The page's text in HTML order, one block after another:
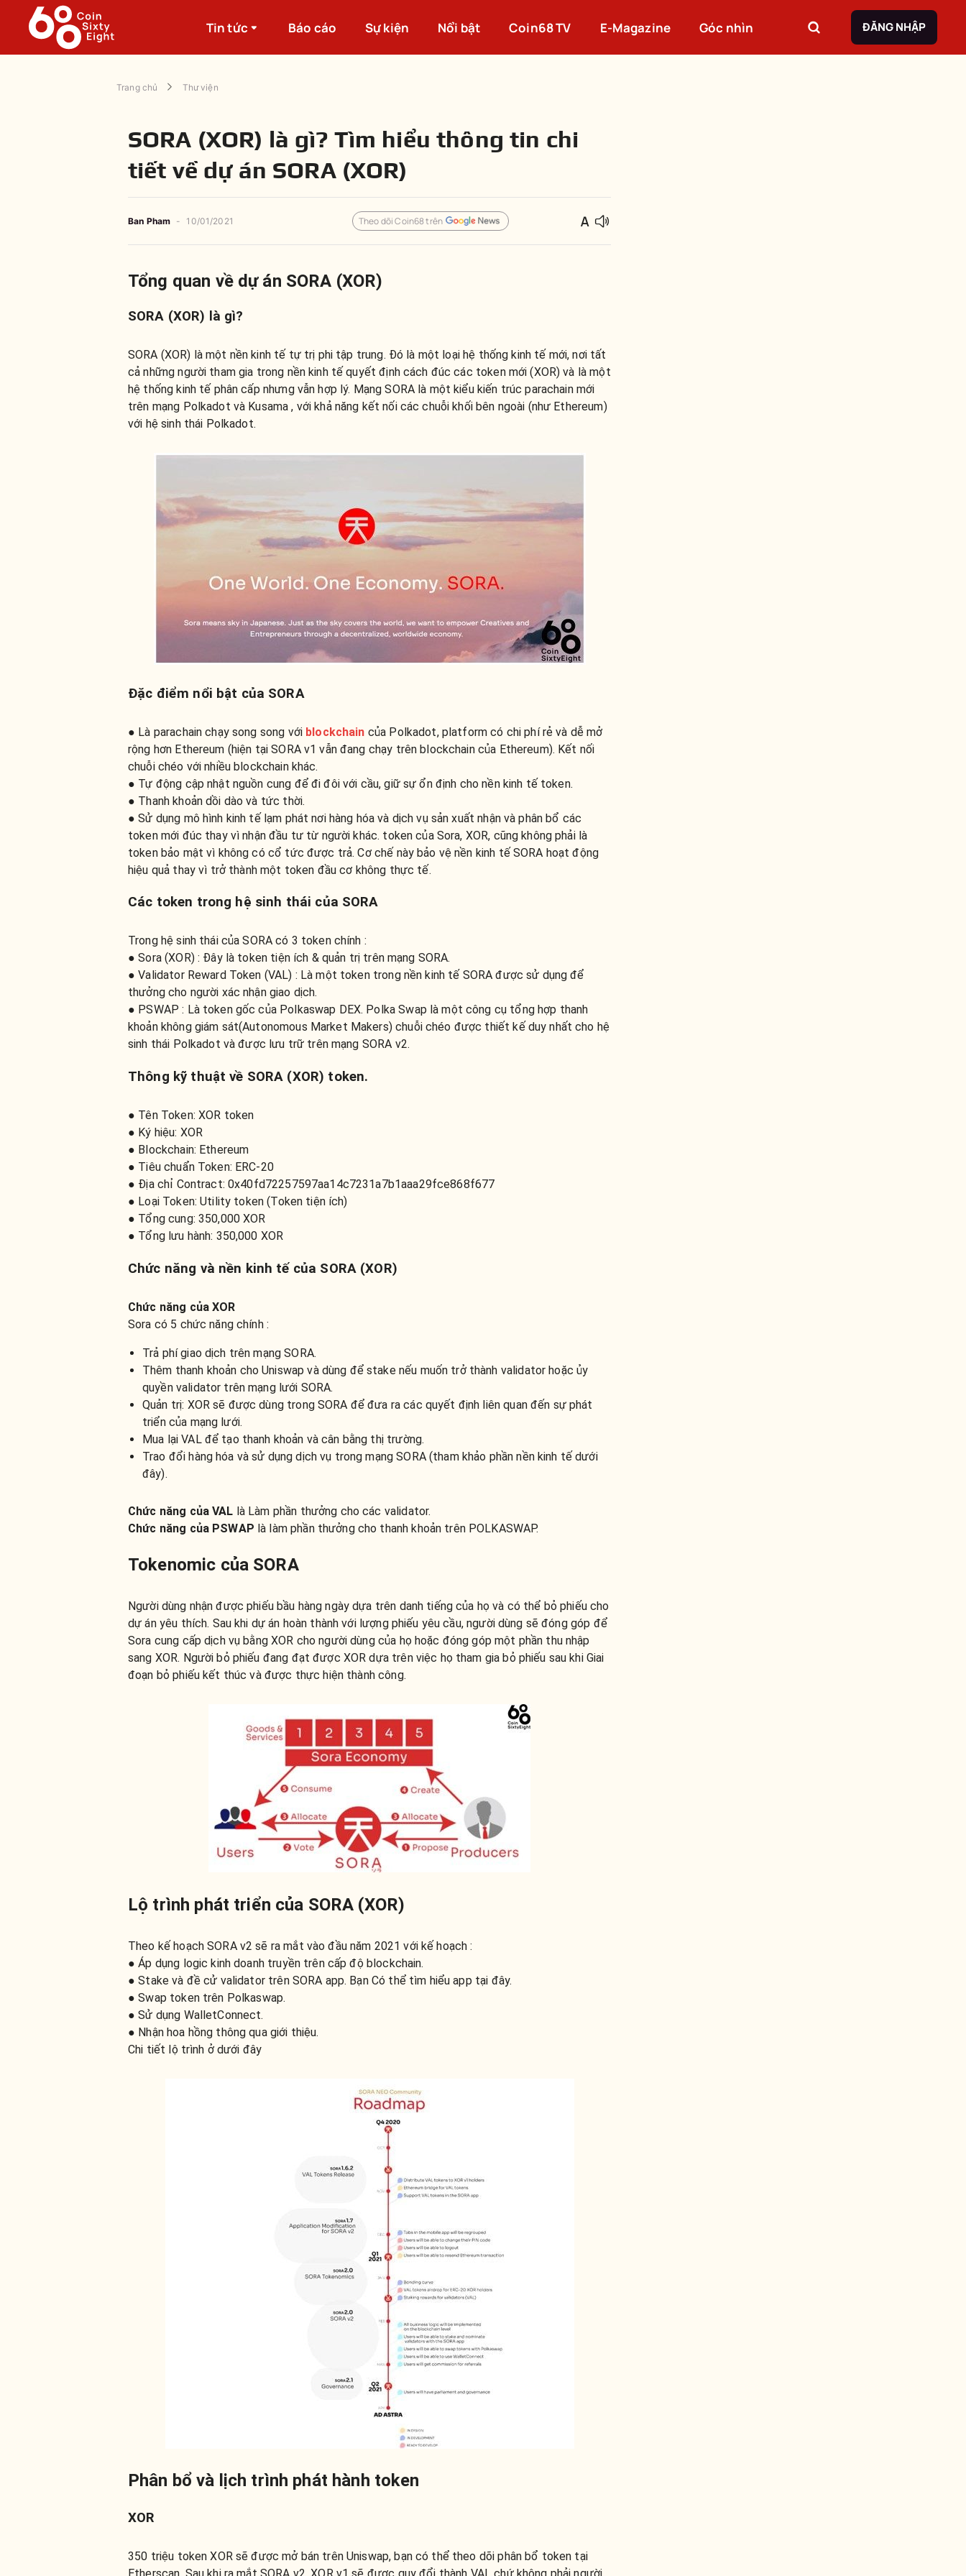
Tin tức Báo cáo Sự kiện Nổi bật Coin68 TV E-Magazine Góc nhìn ĐĂNG NHẬP
Trang chủ Thư viện
SORA (XOR) là gì? Tìm hiểu thông tin chi
tiết về dự án SORA (XOR)
Ban Pham - 10/01/2021 Theo dõi Coin68 trên
Tổng quan về dự án SORA (XOR)
SORA (XOR) là gì?
SORA (XOR) là một nền kinh tế tự trị phi tập trung. Đó là một loại hệ thống kinh tế mới, nơi tất
cả những người tham gia trong nền kinh tế quyết định cách đúc các token mới (XOR) và là một
hệ thống kinh tế phân cấp nhưng vẫn hợp lý. Mạng SORA là một kiểu kiến trúc parachain mới
trên mạng Polkadot và Kusama , với khả năng kết nối các chuỗi khối bên ngoài (như Ethereum)
với hệ sinh thái Polkadot.
Đặc điểm nổi bật của SORA
● Là parachain chạy song song với blockchain của Polkadot, platform có chi phí rẻ và dễ mở
rộng hơn Ethereum (hiện tại SORA v1 vẫn đang chạy trên blockchain của Ethereum). Kết nối
chuỗi chéo với nhiều blockchain khác.
● Tự động cập nhật nguồn cung để đi đôi với cầu, giữ sự ổn định cho nền kinh tế token.
● Thanh khoản dồi dào và tức thời.
● Sử dụng mô hình kinh tế lạm phát nơi hàng hóa và dịch vụ sản xuất nhận và phân bổ các
token mới đúc thay vì nhận đầu tư từ người khác. token của Sora, XOR, cũng không phải là
token bảo mật vì không có cổ tức được trả. Cơ chế này bảo vệ nền kinh tế SORA hoạt động
hiệu quả thay vì trở thành một token đầu cơ không thực tế.
Các token trong hệ sinh thái của SORA
Trong hệ sinh thái của SORA có 3 token chính :
● Sora (XOR) : Đây là token tiện ích & quản trị trên mạng SORA.
● Validator Reward Token (VAL) : Là một token trong nền kinh tế SORA được sử dụng để
thưởng cho người xác nhận giao dịch.
● PSWAP : Là token gốc của Polkaswap DEX. Polka Swap là một công cụ tổng hợp thanh
khoản không giám sát(Autonomous Market Makers) chuỗi chéo được thiết kế duy nhất cho hệ
sinh thái Polkadot và được lưu trữ trên mạng SORA v2.
Thông kỹ thuật về SORA (XOR) token.
● Tên Token: XOR token
● Ký hiệu: XOR
● Blockchain: Ethereum
● Tiêu chuẩn Token: ERC-20
● Địa chỉ Contract: 0x40fd72257597aa14c7231a7b1aaa29fce868f677
● Loại Token: Utility token (Token tiện ích)
● Tổng cung: 350,000 XOR
● Tổng lưu hành: 350,000 XOR
Chức năng và nền kinh tế của SORA (XOR)
Chức năng của XOR
Sora có 5 chức năng chính :
Trả phí giao dịch trên mạng SORA.
Thêm thanh khoản cho Uniswap và dùng để stake nếu muốn trở thành validator hoặc ủy
quyền validator trên mạng lưới SORA.
Quản trị: XOR sẽ được dùng trong SORA để đưa ra các quyết định liên quan đến sự phát
triển của mạng lưới.
Mua lại VAL để tạo thanh khoản và cân bằng thị trường.
Trao đổi hàng hóa và sử dụng dịch vụ trong mạng SORA (tham khảo phần nền kinh tế dưới
đây).
Chức năng của VAL là Làm phần thưởng cho các validator.
Chức năng của PSWAP là làm phần thưởng cho thanh khoản trên POLKASWAP.
Tokenomic của SORA
Người dùng nhận được phiếu bầu hàng ngày dựa trên danh tiếng của họ và có thể bỏ phiếu cho
dự án yêu thích. Sau khi dự án hoàn thành với lượng phiếu yêu cầu, người dùng sẽ đóng góp để
Sora cung cấp dịch vụ bằng XOR cho người dùng của họ hoặc đóng góp một phần thu nhập
sang XOR. Người bỏ phiếu đang đạt được XOR dựa trên việc họ tham gia bỏ phiếu sau khi Giai
đoạn bỏ phiếu kết thúc và được thực hiện thành công.
Lộ trình phát triển của SORA (XOR)
Theo kế hoạch SORA v2 sẽ ra mắt vào đầu năm 2021 với kế hoạch :
● Áp dụng logic kinh doanh truyền trên cấp độ blockchain.
● Stake và đề cử validator trên SORA app. Bạn Có thể tìm hiểu app tại đây.
● Swap token trên Polkaswap.
● Sử dụng WalletConnect.
● Nhận hoa hồng thông qua giới thiệu.
Chi tiết lộ trình ở dưới đây
Phân bổ và lịch trình phát hành token
XOR
350 triệu token XOR sẽ được mở bán trên Uniswap, bạn có thể theo dõi phân bổ token tại